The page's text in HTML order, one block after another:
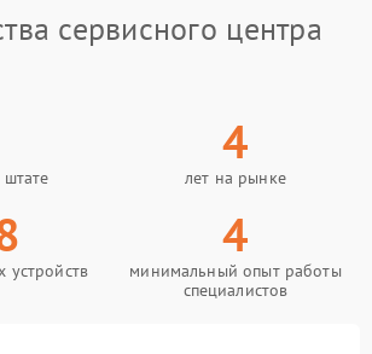
сервисного центра
4
лет на рынке
устройств
4
минимальный опыт работы
специалистов